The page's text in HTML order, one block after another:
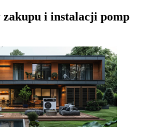
zakupu i instalacji pomp